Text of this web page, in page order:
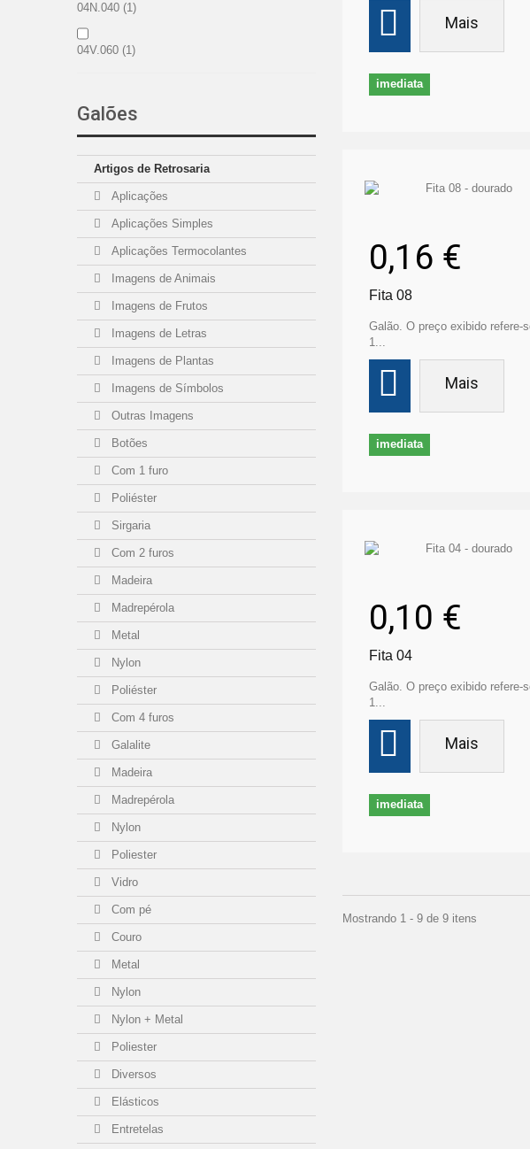
04N.040 (1)
04V.060 (1)
01N.100(1)
01V.100
08.140(1)
15.150P(1)
15E.150P(1)
Galões
Artigos de Retrosaria
Aplicações
Aplicações Simples
Aplicações Termocolantes
Imagens de Animais
Imagens de Frutos
Imagens de Letras
Imagens de Plantas
Imagens de Símbolos
Outras Imagens
Botões
Com 1 furo
Poliéster
Sirgaria
Com 2 furos
Madeira
Madrepérola
Metal
Nylon
Poliéster
Com 4 furos
Galalite
Madeira
Madrepérola
Nylon
Poliester
Vidro
Com pé
Couro
Metal
Nylon
Nylon + Metal
Poliester
Diversos
Elásticos
Entretelas
Mais
imediata
0,16 €
Fita 08
Galão. O preço exibido refere-
1...
Mais
imediata
0,10 €
Fita 04
Galão. O preço exibido refere-
1...
Mais
imediata
Mostrando 1 - 9 de 9 itens